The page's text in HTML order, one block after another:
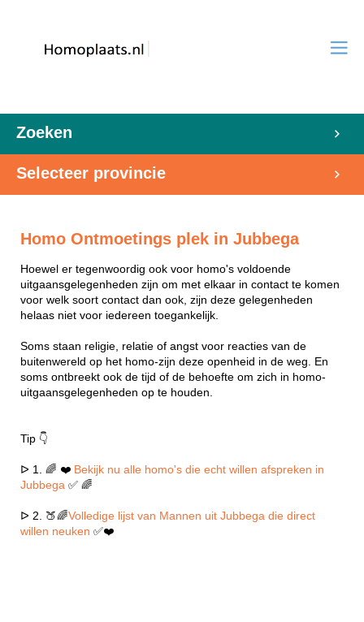
Zoeken
Selecteer provincie
Homo Ontmoetings plek in Jubbega
Hoewel er tegenwoordig ook voor homo's voldoende
uitgaansgelegenheden zijn om met elkaar in contact te komen
voor welk soort contact dan ook, zijn deze gelegenheden
helaas niet voor iedereen toegankelijk.
Soms staan religie, relatie of angst voor reacties van de
buitenwereld op het homo-zijn deze openheid in de weg. En
soms ontbreekt ook de tijd of de behoefte om zich in homo-
uitgaansgelegenheden op te houden.
Tip 👇
ᐅ 1. 🌈 ❤️ Bekijk nu alle homo's die echt willen afspreken in
Jubbega ✅ 🌈
ᐅ 2. 🍑🌈Volledige lijst van Mannen uit Jubbega die direct
willen neuken ✅❤️